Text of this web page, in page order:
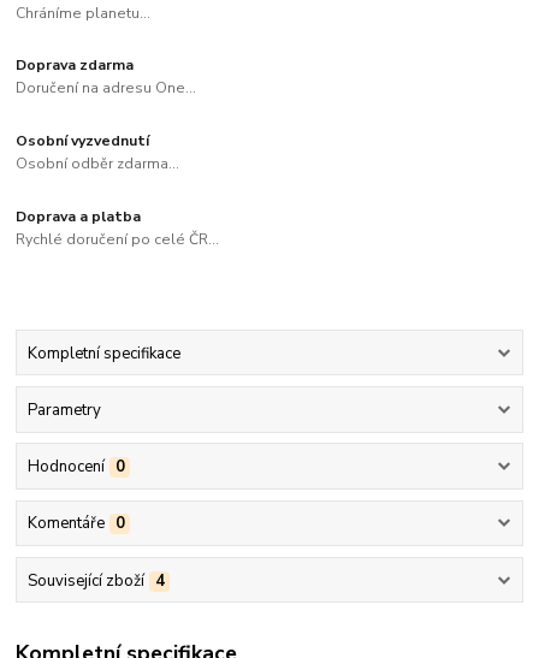
Chráníme planetu...
Doprava zdarma
Doručení na adresu One...
Osobní vyzvednutí
Osobní odběr zdarma...
Doprava a platba
Rychlé doručení po celé ČR...
Kompletní specifikace
Parametry
Hodnocení 0
Komentáře 0
Související zboží 4